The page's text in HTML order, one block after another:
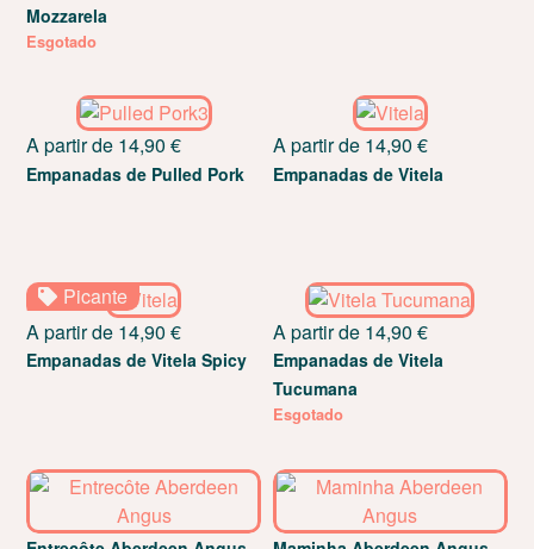
Mozzarela
Esgotado
A partir de 14,90€
Empanadas de Pulled Pork
A partir de 14,90 €
Empanadas de Vitela
Picante
A partir de 14,90€
Empanadas de Vitela Spicy
A partir de 14,90 €
Empanadas de Vitela
Tucumana
Esgotado